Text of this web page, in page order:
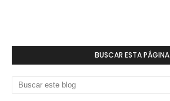
BUSCAR ESTA PÁGINA